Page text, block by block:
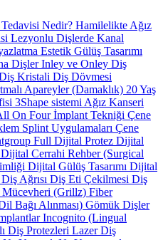
Nedir? Hamilelikte Ağız
Lezyonlu Dişlerde Kanal
Estetik Gülüş Tasarımı
DişlerInley ve Onley Diş
Kristali Diş Dövmesi
Apareyler (Damaklık) 20 Yaş
3Shape sistemi Ağız Kanseri
On Four İmplant Tekniği Çene
Splint Uygulamaları Çene
Full Dijital Protez Dijital
Dijital Cerrahi Rehber (Surgical
Dijital Gülüş Tasarımı Dijital
Diş Ağrısı Diş Eti Çekilmesi Diş
(Grillz) Fiber
Bağı Alınması) Gömük Dişler
Incognito (Lingual
Diş Protezleri Lazer Diş